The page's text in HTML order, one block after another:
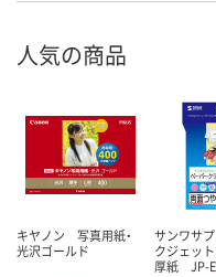
人気の商品
キヤノン 写真用紙・
光沢ゴールド
サンワサ
クジェッ
厚紙 JP-